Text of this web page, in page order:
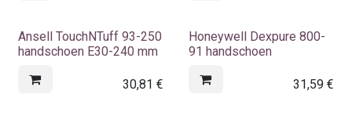
Ansell TouchNTuff 93-250
handschoen E30-240 mm
30,81 €
Honeywell Dexpure 800-
91 handschoen
31,59€